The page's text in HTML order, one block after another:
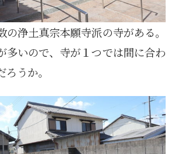
の浄土真宗本願寺派の寺がある。
多いので、寺が１つでは間に合わ
うか。